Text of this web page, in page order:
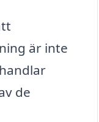
är inte
de